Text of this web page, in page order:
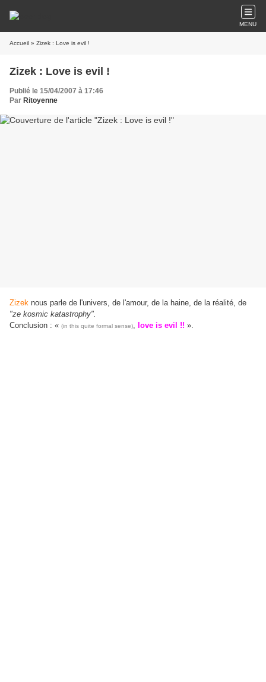
MENU
Accueil » Zizek : Love is evil !
Zizek : Love is evil !
Publié le 15/04/2007 à 17:46
Par Ritoyenne
Zizek nous parle de l'univers, de l'amour, de la haine, de la réalité, de
"ze kosmic katastrophy".
Conclusion : « (in this quite formal sense), love is evil !! ».